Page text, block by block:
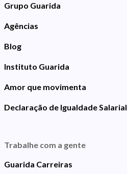
Grupo Guarida
Agências
Blog
Instituto Guarida
Amor que movimenta
Declaração de Igualdade Salarial
Trabalhe com a gente
Guarida Carreiras